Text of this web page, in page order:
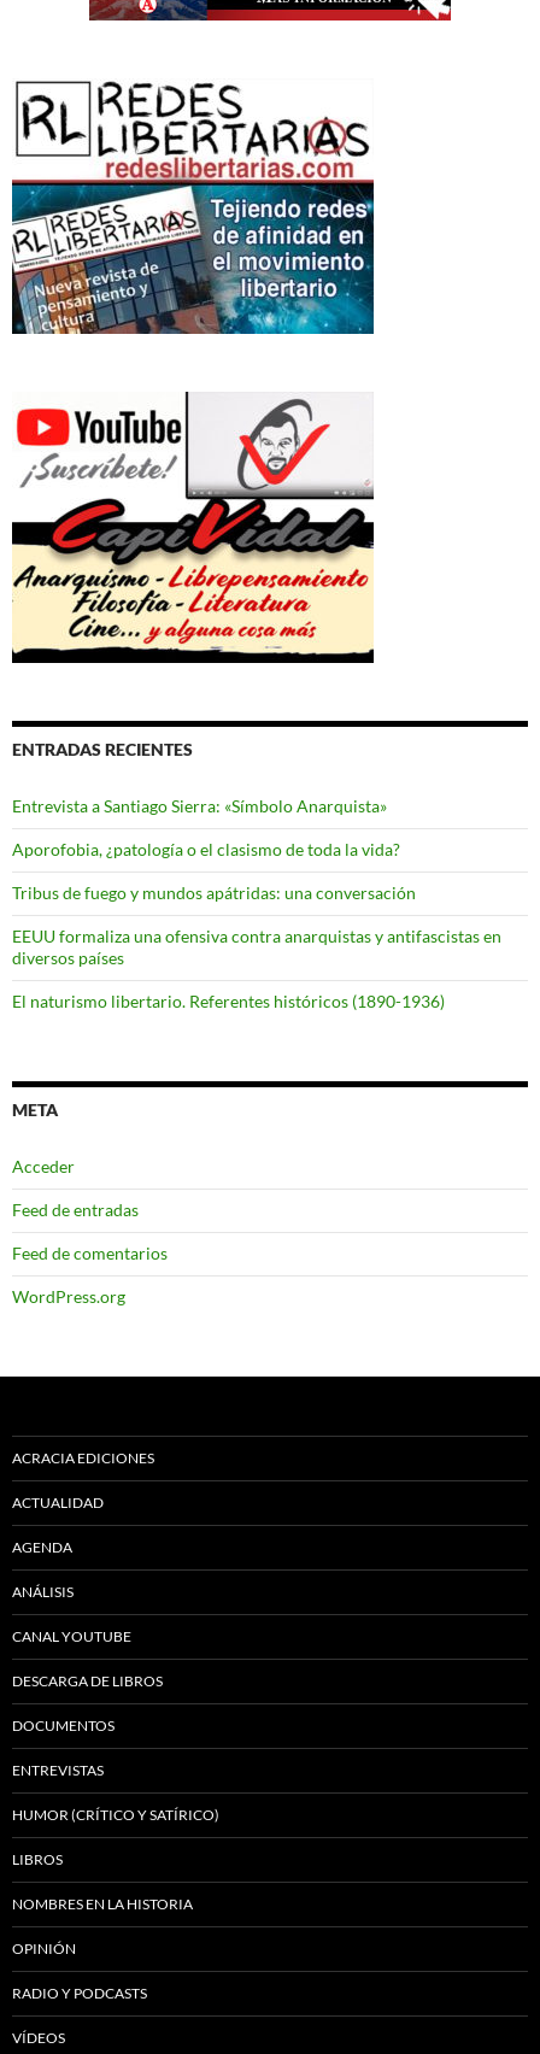
ENTRADAS RECIENTES
Entrevista a Santiago Sierra: «Símbolo Anarquista»
Aporofobia, ¿patología o el clasismo de toda la vida?
Tribus de fuego y mundos apátridas: una conversación
EEUU formaliza una ofensiva contra anarquistas y antifascistas en
diversos países
El naturismo libertario. Referentes históricos (1890-1936)
META
Acceder
Feed de entradas
Feed de comentarios
WordPress.org
ACRACIA EDICIONES
ACTUALIDAD
AGENDA
ANÁLISIS
CANAL YOUTUBE
DESCARGA DE LIBROS
DOCUMENTOS
ENTREVISTAS
HUMOR (CRÍTICO Y SATÍRICO)
LIBROS
NOMBRES EN LA HISTORIA
OPINIÓN
RADIO Y PODCASTS
VÍDEOS